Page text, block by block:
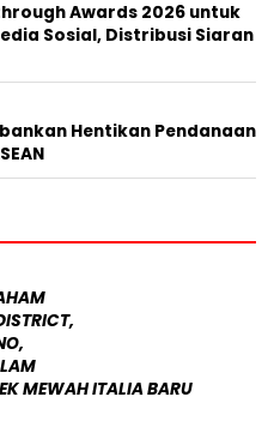
Awards 2026 untuk
Sosial, Distribusi Siaran
Hentikan Pendanaan
MEWAH ITALIA BARU